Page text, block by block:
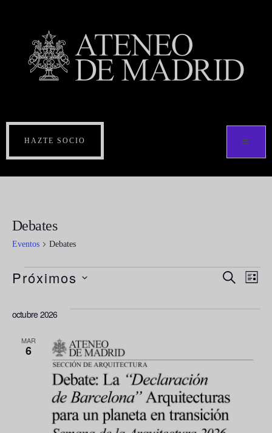
HAZTE SOCIO
Debates
Eventos Debates
de
BUSCAR
Próximos
la
octubre 2026
MAR
6